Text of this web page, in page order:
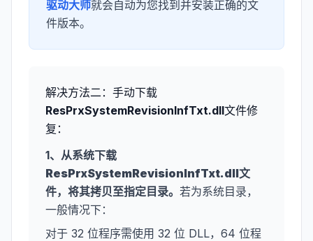
驱动大师就会自动为您找到并安装正确的文
件版本。
解决方法二：手动下载
ResPrxSystemRevisionInfTxt.dll文件修
复：
1、从系统下载
ResPrxSystemRevisionInfTxt.dll文
件，将其拷贝至指定目录。 若为系统目录，
一般情况下：
对于 32 位程序需使用 32 位 DLL，64 位程